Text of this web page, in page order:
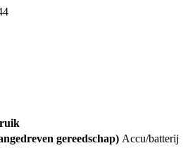
gereedschap) Accu/batterij